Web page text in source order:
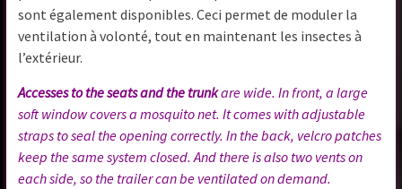
sont également disponibles. Ceci permet de moduler la
ventilation à volonté, tout en maintenant les insectes à
l’extérieur.
Accesses to the seats and the trunkare wide. In front, a large
soft window covers a mosquito net. It comes with adjustable
straps to seal the opening correctly. In the back, velcro patches
keep the same system closed. And there is also two vents on
each side, so the trailer can be ventilated on demand.